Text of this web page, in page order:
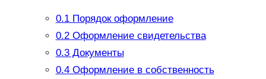
0.1Порядок оформление
0.2Оформление свидетельства
0.3Документы
0.4Оформление в собственность